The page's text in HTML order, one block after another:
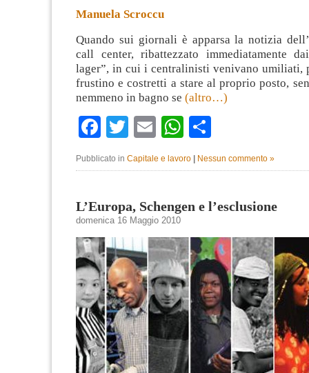
Manuela Scroccu
Quando sui giornali è apparsa la notizia
call center, ribattezzato immediatamente
lager”, in cui i centralinisti venivano umiliati,
frustino e costretti a stare al proprio posto,
nemmeno in bagno se (altro…)
Facebook
TwitterEmailWhatsApp
Pubblicato in Capitale e lavoro | Nessun commento »
L’Europa, Schengen e l’esclusione
domenica 16 Maggio 2010